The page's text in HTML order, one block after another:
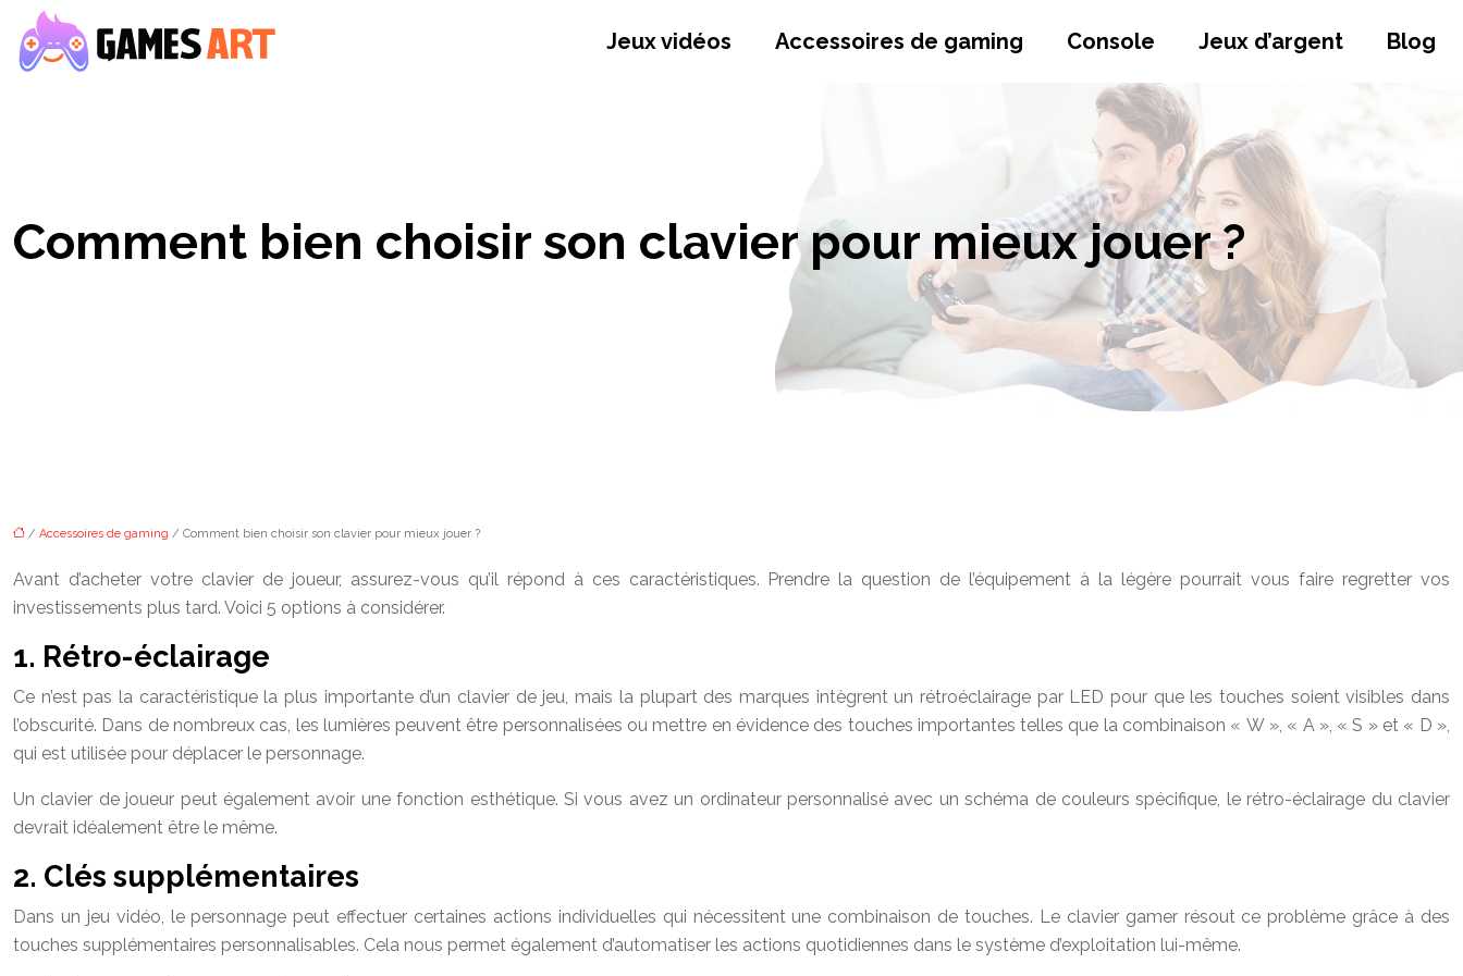
Jeux vidéos Accessoires de gaming Console Jeux d’argent Blog
Comment bien choisir son clavier pour mieux jouer ?
/ Accessoires de gaming / Comment bien choisir son clavier pour mieux jouer ?
Avant d’acheter votre clavier de joueur, assurez-vous qu’il répond à ces caractéristiques. Prendre la question de l’équipement à la légère pourrait vous faire regretter vos
investissements plus tard. Voici 5 options à considérer.
1. Rétro-éclairage
Ce n’est pas la caractéristique la plus importante d’un clavier de jeu, mais la plupart des marques intègrent un rétroéclairage par LED pour que les touches soient visibles dans
l’obscurité. Dans de nombreux cas, les lumières peuvent être personnalisées ou mettre en évidence des touches importantes telles que la combinaison « W », « A », « S » et « D »,
qui est utilisée pour déplacer le personnage.
Un clavier de joueur peut également avoir une fonction esthétique. Si vous avez un ordinateur personnalisé avec un schéma de couleurs spécifique, le rétro-éclairage du clavier
devrait idéalement être le même.
2. Clés supplémentaires
Dans un jeu vidéo, le personnage peut effectuer certaines actions individuelles qui nécessitent une combinaison de touches. Le clavier gamer résout ce problème grâce à des
touches supplémentaires personnalisables. Cela nous permet également d’automatiser les actions quotidiennes dans le système d’exploitation lui-même.